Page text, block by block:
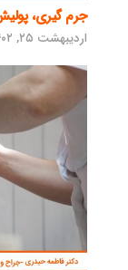
جرم گیری،
اردیبهشت ۲۵, ۱۴۰۲